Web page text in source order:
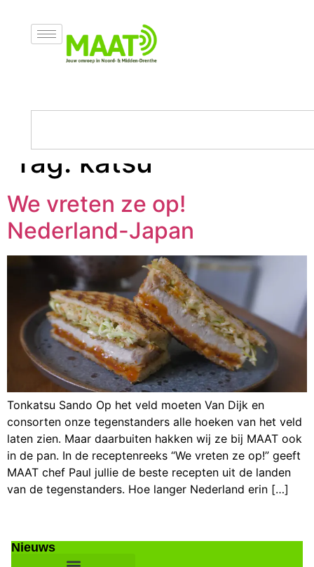
Tag: katsu
We vreten ze op!
Nederland-Japan
Tonkatsu Sando Op het veld moeten Van Dijk en
consorten onze tegenstanders alle hoeken van het veld
laten zien. Maar daarbuiten hakken wij ze bij MAAT ook
in de pan. In de receptenreeks “We vreten ze op!” geeft
MAAT chef Paul jullie de beste recepten uit de landen
van de tegenstanders. Hoe langer Nederland erin […]
Nieuws